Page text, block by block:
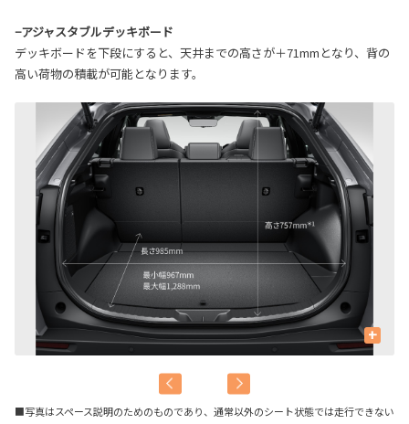
−アジャスタブルデッキボード
デッキボードを下段にすると、天井までの高さが＋71mmとなり、背の
高い荷物の積載が可能となります。
+
■写真はスペース説明のためのものであり、通常以外のシート状態では走行できない